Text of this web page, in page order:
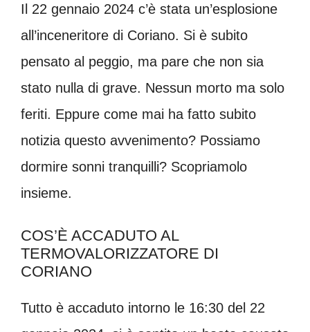
Il 22 gennaio 2024 c’è stata un’esplosione
all’inceneritore di Coriano. Si è subito
pensato al peggio, ma pare che non sia
stato nulla di grave. Nessun morto ma solo
feriti. Eppure come mai ha fatto subito
notizia questo avvenimento? Possiamo
dormire sonni tranquilli? Scopriamolo
insieme.
COS’È ACCADUTO AL
TERMOVALORIZZATORE DI
CORIANO
Tutto è accaduto intorno le 16:30 del 22